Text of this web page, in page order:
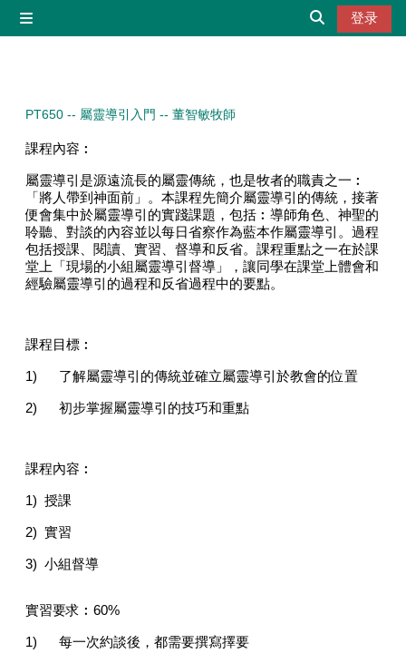
登录
PT650 -- 屬靈導引入門 -- 董智敏牧師
課程內容︰
屬靈導引是源遠流長的屬靈傳統，也是牧者的職責之一︰
「將人帶到神面前」。本課程先簡介屬靈導引的傳統，接著
便會集中於屬靈導引的實踐課題，包括︰導師角色、神聖的
聆聽、對談的內容並以每日省察作為藍本作屬靈導引。過程
包括授課、閱讀、實習、督導和反省。課程重點之一在於課
堂上「現場的小組屬靈導引督導」，讓同學在課堂上體會和
經驗屬靈導引的過程和反省過程中的要點。
課程目標︰
1) 了解屬靈導引的傳統並確立屬靈導引於教會的位置
2) 初步掌握屬靈導引的技巧和重點
課程內容︰
1) 授課
2) 實習
3) 小組督導
實習要求︰60%
1) 每一次約談後，都需要撰寫擇要